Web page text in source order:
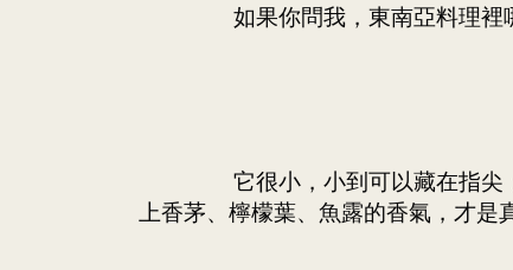
如果你問我，東南亞料理
上香茅、檸檬葉、魚露的香氣，才是